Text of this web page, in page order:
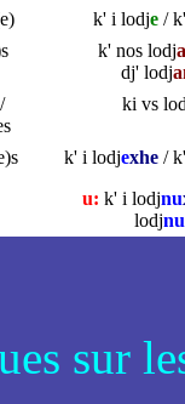
k' i lodje /
k' nos lodj
dj' lodj
ki vs
k' i lodjexhe /
u: k' i lodjnu
lodjnu
sur